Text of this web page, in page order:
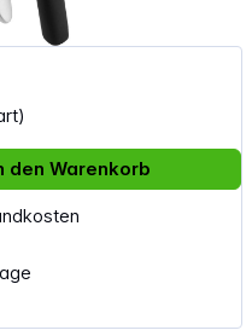
gewünschten
den Warenkorb